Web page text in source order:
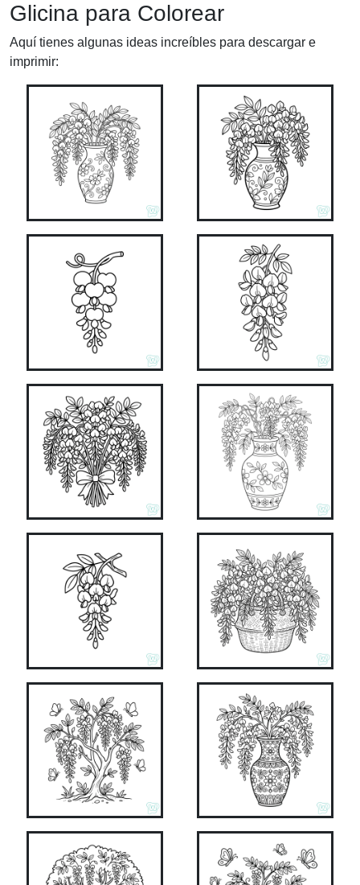
Glicina para Colorear
Aquí tienes algunas ideas increíbles para descargar e
imprimir: